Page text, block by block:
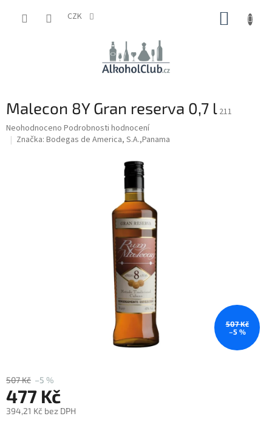
CZK
Malecon 8Y Gran reserva 0,7 l 211
Průměrné
hodnocení
Neohodnoceno Podrobnosti hodnocení
Značka: Bodegas de America, S.A.,Panama
507 Kč
–5 %
507 Kč –5 %
477 Kč
394,21 Kč bez DPH